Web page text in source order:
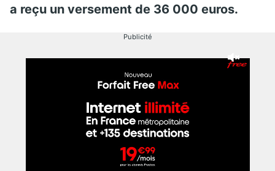
a reçu un versement de 36 000 euros.
Publicité